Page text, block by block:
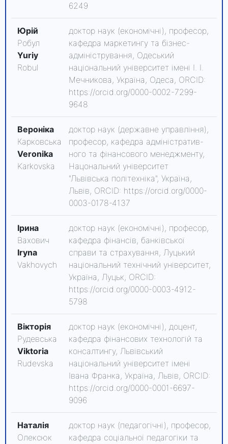
6249
Юрій
Робул
Yuriy
Robul
доктор наук (економічні), професор,
кафедра маркетингу та бізнес-
адміністрування, Одеський
національний університет імені І. І.
Мечникова, Україна, Одеса, ORCID:
https://orcid.org/0000-0002-7299-
9648
Вероніка
Карковська
Veronika
Karkovska
доктор наук (державне управління),
професор, кафедра адміністратив-
ного та фінансового менеджменту,
Нацональний університет
"Львівська політехніка", Україна,
Львів, ORCID: https://orcid.org/0000-
0003-0178-4137
Ірина
Вахович
Iryna
Vakhovych
доктор наук (економічні), професор,
кафедра фінансів, банківської
справи та страхування, Луцький
національний технічний університет,
Україна, Луцьк, ORCID:
https://orcid.org/0000-0003-4912-
5798
Вікторія
Рудевська
Viktoria
Rudevska
доктор наук (економічні), доцент,
кафедра фінансових технологій та
консалтингу, Львівський
національний університет імені
Івана Франка, Україна, Львів, ORCID:
https://orcid.org/0000-0001-6697-
9096
Наталія
Олексюк
доктор наук (педагогічні), професор,
кафедра соціальної педагогіки та